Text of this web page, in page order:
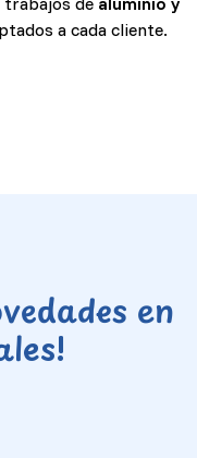
a cada cliente.
es ofrecer
Apueste por
en